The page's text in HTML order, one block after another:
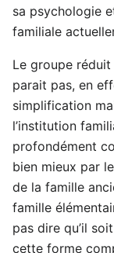
sa psychologie
familiale
Le groupe
parait pas, en
simplification
l’institution
profondément
bien mieux par
de la famille
famille
pas dire qu’il
cette forme